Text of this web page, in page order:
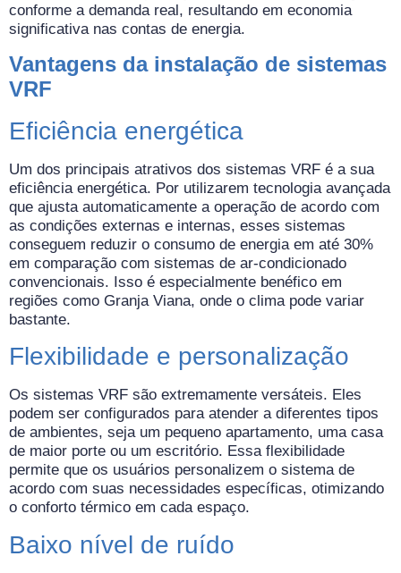
conforme a demanda real, resultando em economia
significativa nas contas de energia.
Vantagens da instalação de sistemas
VRF
Eficiência energética
Um dos principais atrativos dos sistemas VRF é a sua
eficiência energética. Por utilizarem tecnologia avançada
que ajusta automaticamente a operação de acordo com
as condições externas e internas, esses sistemas
conseguem reduzir o consumo de energia em até 30%
em comparação com sistemas de ar-condicionado
convencionais. Isso é especialmente benéfico em
regiões como Granja Viana, onde o clima pode variar
bastante.
Flexibilidade e personalização
Os sistemas VRF são extremamente versáteis. Eles
podem ser configurados para atender a diferentes tipos
de ambientes, seja um pequeno apartamento, uma casa
de maior porte ou um escritório. Essa flexibilidade
permite que os usuários personalizem o sistema de
acordo com suas necessidades específicas, otimizando
o conforto térmico em cada espaço.
Baixo nível de ruído